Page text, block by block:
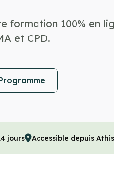
formation 100% en
et CPD.
jours Accessible depuis